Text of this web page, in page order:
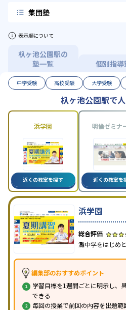
集団塾
表示順について
杁ヶ池公園駅の
塾一覧
個別指導
中学受験 高校受験 大学受験
杁ヶ池公園駅で
浜学園
近くの教室を探す
明倫ゼミナ
近くの教室を
浜学園
灘中学をはじめ
編集部のおすすめポイント
学習目標を1週間ごとに明示し、
できる
毎回の授業で前回の内容を出題